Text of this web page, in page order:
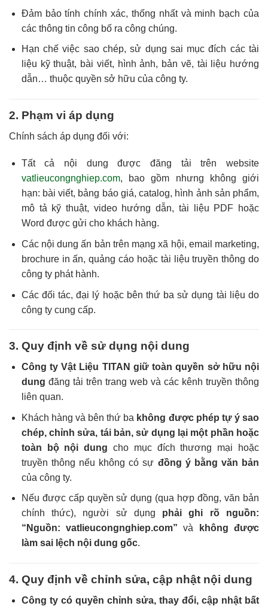
Đảm bảo tính chính xác, thống nhất và minh bạch của
các thông tin công bố ra công chúng.
Hạn chế việc sao chép, sử dụng sai mục đích các tài
liệu kỹ thuật, bài viết, hình ảnh, bản vẽ, tài liệu hướng
dẫn… thuộc quyền sở hữu của công ty.
2. Phạm vi áp dụng
Chính sách áp dụng đối với:
Tất cả nội dung được đăng tải trên website
vatlieucongnghiep.com, bao gồm nhưng không giới
hạn: bài viết, bảng báo giá, catalog, hình ảnh sản phẩm,
mô tả kỹ thuật, video hướng dẫn, tài liệu PDF hoặc
Word được gửi cho khách hàng.
Các nội dung ấn bản trên mạng xã hội, email marketing,
brochure in ấn, quảng cáo hoặc tài liệu truyền thông do
công ty phát hành.
Các đối tác, đại lý hoặc bên thứ ba sử dụng tài liệu do
công ty cung cấp.
3. Quy định về sử dụng nội dung
Công ty Vật Liệu TITAN giữ toàn quyền sở hữu nội
dung đăng tải trên trang web và các kênh truyền thông
liên quan.
Khách hàng và bên thứ ba không được phép tự ý sao
chép, chỉnh sửa, tái bản, sử dụng lại một phần hoặc
toàn bộ nội dung cho mục đích thương mại hoặc
truyền thông nếu không có sự đồng ý bằng văn bản
của công ty.
Nếu được cấp quyền sử dụng (qua hợp đồng, văn bản
chính thức), người sử dụng phải ghi rõ nguồn:
“Nguồn: vatlieucongnghiep.com” và
không được
làm sai lệch nội dung gốc.
4. Quy định về chỉnh sửa, cập nhật nội dung
Công ty có quyền chỉnh sửa, thay đổi, cập nhật bất